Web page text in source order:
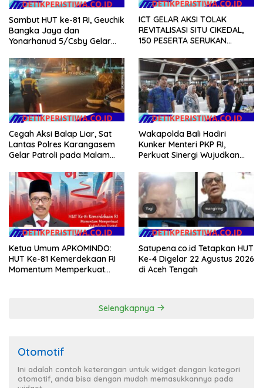
Sambut HUT ke-81 RI, Geuchik
Bangka Jaya dan
Yonarhanud 5/Csby Gelar
Gerakan Indonesia Asri
ICT GELAR AKSI TOLAK
REVITALISASI SITU CIKEDAL,
150 PESERTA SERUKAN
Cegah Aksi Balap Liar, Sat
Lantas Polres Karangasem
Gelar Patroli pada Malam
Wakapolda Bali Hadiri
Kunker Menteri PKP RI,
Perkuat Sinergi Wujudkan
Masyarakat
Ketua Umum APKOMINDO:
HUT Ke-81 Kemerdekaan RI
Momentum Memperkuat
Satupena.co.id Tetapkan HUT
Ke-4 Digelar 22 Agustus 2026
di Aceh Tengah
Selengkapnya
Otomotif
Ini adalah contoh keterangan untuk widget dengan kategori
otomotif, anda bisa dengan mudah memasukkannya pada